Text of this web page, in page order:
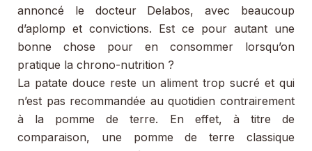
annoncé le docteur Delabos, avec beaucoup
d’aplomp et convictions. Est ce pour autant une
bonne chose pour en consommer lorsqu’on
pratique la chrono-nutrition ?
La patate douce reste un aliment trop sucré et qui
n’est pas recommandée au quotidien contrairement
à la pomme de terre. En effet, à titre de
comparaison, une pomme de terre classique